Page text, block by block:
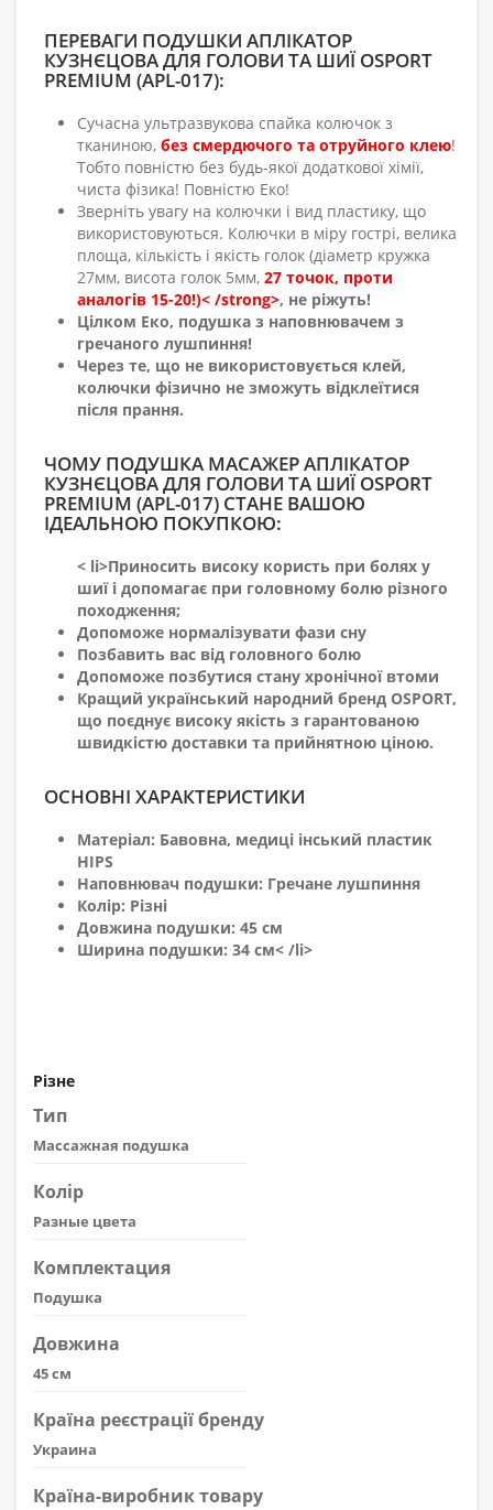
ПЕРЕВАГИ ПОДУШКИ АПЛІКАТОР
КУЗНЄЦОВА ДЛЯ ГОЛОВИ ТА ШИЇ OSPORT
PREMIUM (APL-017):
Сучасна ультразвукова спайка колючок з
тканиною, без смердючого та отруйного клею!
Тобто повністю без будь-якої додаткової хімії,
чиста фізика! Повністю Еко!
Зверніть увагу на колючки і вид пластику, що
використовуються. Колючки в міру гострі, велика
площа, кількість і якість голок (діаметр кружка
27мм, висота голок 5мм, 27 точок, проти
аналогів 15-20!)< /strong>, не ріжуть!
Цілком Еко, подушка з наповнювачем з
гречаного лушпиння!
Через те, що не використовується клей,
колючки фізично не зможуть відклеїтися
після прання.
ЧОМУ ПОДУШКА МАСАЖЕР АПЛІКАТОР
КУЗНЄЦОВА ДЛЯ ГОЛОВИ ТА ШИЇ OSPORT
PREMIUM (APL-017) СТАНЕ ВАШОЮ
ІДЕАЛЬНОЮ ПОКУПКОЮ:
< li>Приносить високу користь при болях у
шиї і допомагає при головному болю різного
походження;
Допоможе нормалізувати фази сну
Позбавить вас від головного болю
Допоможе позбутися стану хронічної втоми
Кращий український народний бренд OSPORT,
що поєднує високу якість з гарантованою
швидкістю доставки та прийнятною ціною.
ОСНОВНІ ХАРАКТЕРИСТИКИ
Матеріал: Бавовна, медиці інський пластик
HIPS
Наповнювач подушки: Гречане лушпиння
Колір: Різні
Довжина подушки: 45 см
Ширина подушки: 34 см< /li>
Різне
Тип
Массажная подушка
Колір
Разные цвета
Комплектация
Подушка
Довжина
45 см
Країна реєстрації бренду
Украина
Країна-виробник товару